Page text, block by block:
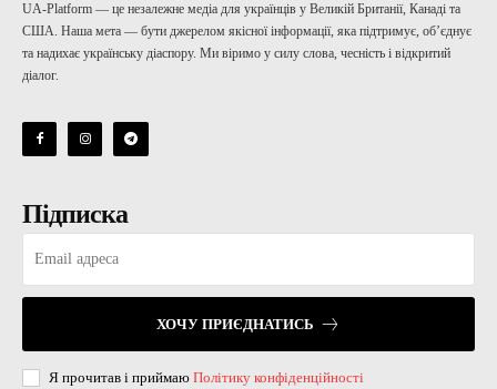
UA-Platform — це незалежне медіа для українців у Великій Британії, Канаді та
США. Наша мета — бути джерелом якісної інформації, яка підтримує, об’єднує
та надихає українську діаспору. Ми віримо у силу слова, чесність і відкритий
діалог.
Підписка
ХОЧУ ПРИЄДНАТИСЬ
Я прочитав і приймаю Політику конфіденційності